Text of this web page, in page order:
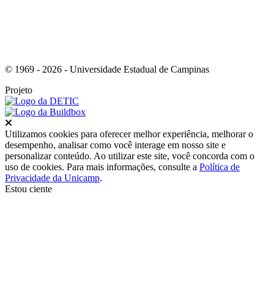
© 1969 - 2026 - Universidade Estadual de Campinas
Projeto
Utilizamos cookies para oferecer melhor experiência, melhorar o
desempenho, analisar como você interage em nosso site e
personalizar conteúdo. Ao utilizar este site, você concorda com o
uso de cookies. Para mais informações, consulte a Política de
Privacidade da Unicamp.
Estou ciente